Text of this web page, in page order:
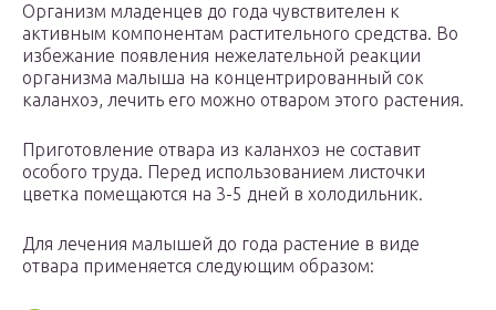
Организм младенцев до года чувствителен к
активным компонентам растительного средства. Во
избежание появления нежелательной реакции
организма малыша на концентрированный сок
каланхоэ, лечить его можно отваром этого растения.
Приготовление отвара из каланхоэ не составит
особого труда. Перед использованием листочки
цветка помещаются на 3-5 дней в холодильник.
Для лечения малышей до года растение в виде
отвара применяется следующим образом: